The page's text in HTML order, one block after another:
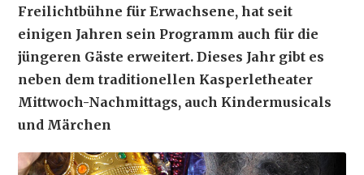
Freilichtbühne für Erwachsene, hat seit
einigen Jahren sein Programm auch für die
jüngeren Gäste erweitert. Dieses Jahr gibt es
neben dem traditionellen Kasperletheater
Mittwoch-Nachmittags, auch Kindermusicals
und Märchen